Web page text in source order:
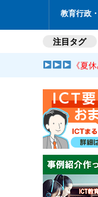
教育行政
注目タグ
《夏